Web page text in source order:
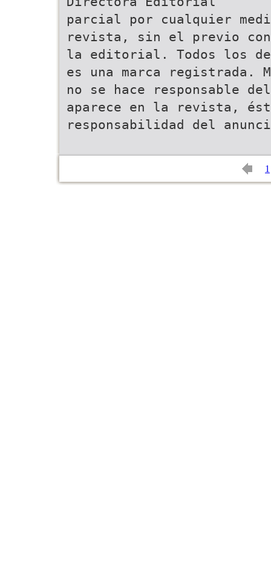
parcial por cualquier
revista, sin el previo
la editorial. Todos los
es una marca registrada.
no se hace responsable
aparece en la revista,
responsabilidad del
1